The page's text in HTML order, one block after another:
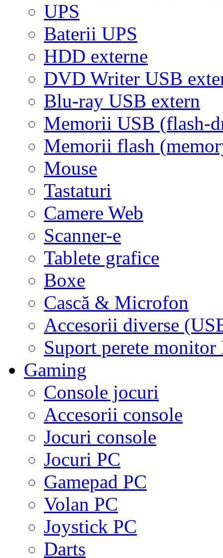
UPS
Baterii UPS
HDD externe
DVD Writer USB
Blu-ray USB extern
Memorii USB (flash-
Memorii flash
Mouse
Tastaturi
Camere Web
Scanner-e
Tablete grafice
Boxe
Cască & Microfon
Accesorii diverse
Suport perete
Gaming
Console jocuri
Accesorii console
Jocuri console
Jocuri PC
Gamepad PC
Volan PC
Joystick PC
Darts